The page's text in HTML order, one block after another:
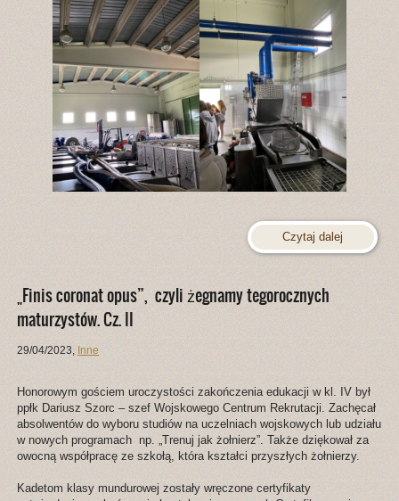
Czytaj dalej
„Finis coronat opus”, czyli żegnamy tegorocznych
maturzystów. Cz. II
29/04/2023, Inne
Honorowym gościem uroczystości zakończenia edukacji w kl. IV był
ppłk Dariusz Szorc – szef Wojskowego Centrum Rekrutacji. Zachęcał
absolwentów do wyboru studiów na uczelniach wojskowych lub udziału
w nowych programach np. „Trenuj jak żołnierz”. Także dziękował za
owocną współpracę ze szkołą, która kształci przyszłych żołnierzy.
Kadetom klasy mundurowej zostały wręczone certyfikaty